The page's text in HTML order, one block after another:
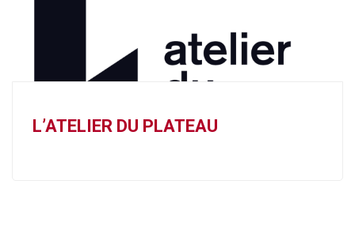
L’ATELIER DU PLATEAU